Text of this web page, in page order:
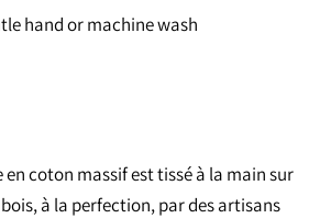
hand or machine wash
coton massif est tissé à la main sur
à la perfection, par des artisans